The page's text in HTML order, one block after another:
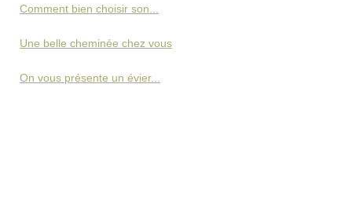
Comment bien choisir son...
Une belle cheminée chez vous
On vous présente un évier...